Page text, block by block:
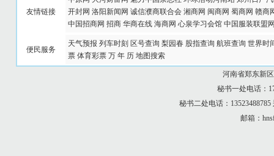
友情链接
开封网 洛阳新闻网 诚信濮商联合会 湘商网 闽商网 蜀商网 赣商
中国招商网 招商 华商在线 海商网 心泉学习会馆 中国服装联盟
便民服务
天气预报 列车时刻 区号查询 梨园春 股指查询 航班查询 世界时
票 体育彩票 万 年 历 地图搜索
河南省郑东新
秘书一处电话：
秘书二处电话：
邮箱：